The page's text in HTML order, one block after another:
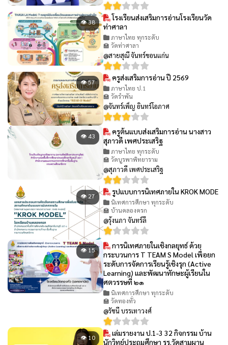
👁 38
โรงเรียนส่งเสริมการอ่านโรงเรียนวัด
ท่าศาลา
ภาษาไทย ทุกระดับ
🏫 วัดท่าศาลา
@สายสุณี จันทร์ขอนแก่น
👁 57 ครูส่งเสริมการอ่าน ปี 2569
ภาษาไทย ป.1
🏫 วัดรำพัน
@จันทร์เพ็ญ อินทร์โอภาศ
👁 43
ครูต้นแบบส่งเสริมการอ่าน นางสาว
สุภาวดี เพศประเสริฐ
ภาษาไทย ทุกระดับ
🏫 วัดบูรพาพิทยาราม
@สุภาวดี เพศประเสริฐ
👁 27 รูปแบบการนิเทศภายใน KROK MODE
นิเทศการศึกษา ทุกระดับ
🏫 บ้านคลองครก
@รุ้งนภา จันทร์ลี
👁 15
การนิเทศภายในเชิงกลยุทธ์ ด้วย
กระบวนการ T TEAM S Model เพื่อยก
ระดับการจัดการเรียนรู้เชิงรุก (Active
Learning) และพัฒนาทักษะผู้เรียนใน
ศตวรรษที่ ๒๑
นิเทศการศึกษา ทุกระดับ
🏫 วัดทองทั่ว
@รัชนี บรรเทาวงศ์
👁 10
เล่มรายงาน ป.1-3 32 กิจกรรม บ้าน
นักวิทย์ประถมศึกษา รร.วัดสามผาน